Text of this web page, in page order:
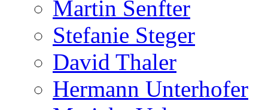
Martin Senfter
Stefanie Steger
David Thaler
Hermann Unterhofer